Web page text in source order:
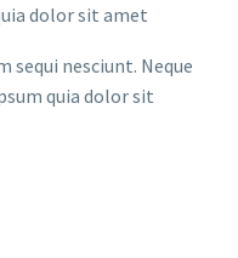
dolor sit amet
sequi nesciunt. Neque
quia dolor sit